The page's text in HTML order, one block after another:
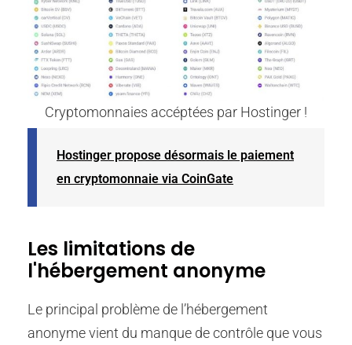
Cryptomonnaies accéptées par Hostinger !
Hostinger propose désormais le paiement
en cryptomonnaie via CoinGate
Les limitations de
l'hébergement anonyme
Le principal problème de l’hébergement
anonyme vient du manque de contrôle que vous